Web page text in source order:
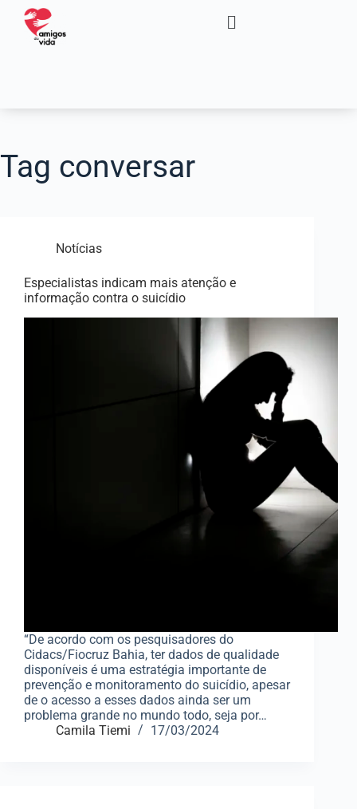
Tag conversar
Notícias
Especialistas indicam mais atenção e
informação contra o suicídio
“De acordo com os pesquisadores do
Cidacs/Fiocruz Bahia, ter dados de qualidade
disponíveis é uma estratégia importante de
prevenção e monitoramento do suicídio, apesar
de o acesso a esses dados ainda ser um
problema grande no mundo todo, seja por…
Camila Tiemi
17/03/2024